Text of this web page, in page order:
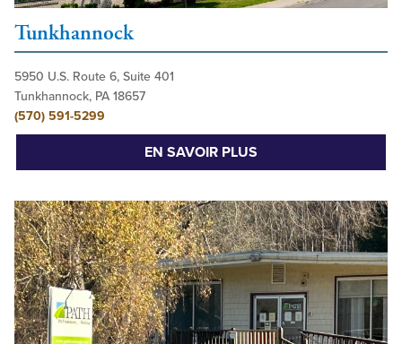
Tunkhannock
5950 U.S. Route 6, Suite 401
Tunkhannock, PA 18657
(570) 591-5299
EN SAVOIR PLUS